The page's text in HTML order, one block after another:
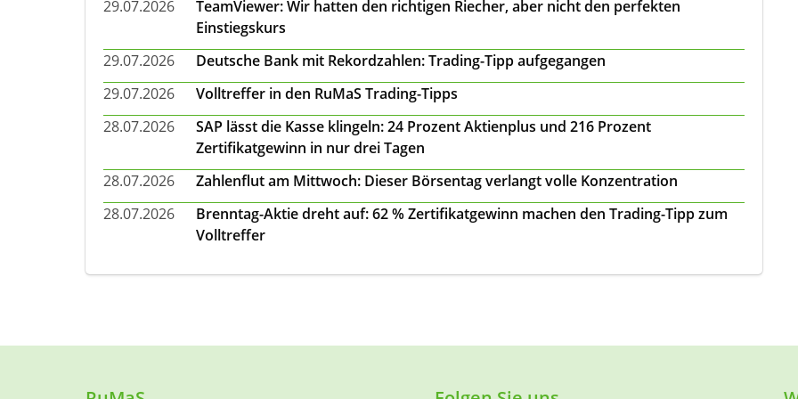
29.07.2026
TeamViewer: Wir hatten den richtigen Riecher, aber nicht den perfekten
Einstiegskurs
29.07.2026
Deutsche Bank mit Rekordzahlen: Trading-Tipp aufgegangen
29.07.2026
Volltreffer in den RuMaS Trading-Tipps
28.07.2026
SAP lässt die Kasse klingeln: 24 Prozent Aktienplus und 216 Prozent
Zertifikatgewinn in nur drei Tagen
28.07.2026
Zahlenflut am Mittwoch: Dieser Börsentag verlangt volle Konzentration
28.07.2026
Brenntag-Aktie dreht auf: 62 % Zertifikatgewinn machen den Trading-Tipp zum
Volltreffer